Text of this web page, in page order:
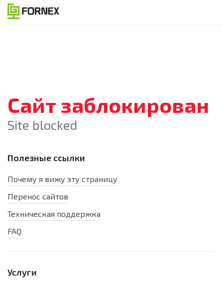
Сайт заблокирован
Site blocked
Полезные ссылки
Почему я вижу эту страницу
Перенос сайтов
Техническая поддержка
FAQ
Услуги